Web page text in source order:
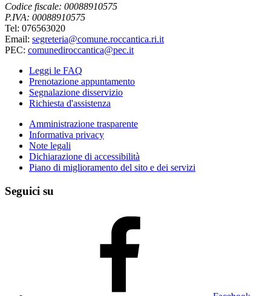
Codice fiscale: 00088910575
P.IVA: 00088910575
Tel: 076563020
Email: segreteria@comune.roccantica.ri.it
PEC: comunediroccantica@pec.it
Leggi le FAQ
Prenotazione appuntamento
Segnalazione disservizio
Richiesta d'assistenza
Amministrazione trasparente
Informativa privacy
Note legali
Dichiarazione di accessibilità
Piano di miglioramento del sito e dei servizi
Seguici su